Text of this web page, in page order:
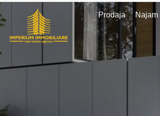
Prodaja Najam